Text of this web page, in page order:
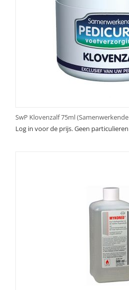
SwP Klovenzalf 75ml
Log in voor de prijs. Geen